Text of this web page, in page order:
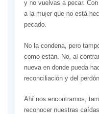
y no vuelvas a pecar.
a la mujer que no está
pecado.
No la condena, pero
como están. No, al
nueva en donde pueda
reconciliación y del perdón.
Ahí nos encontramos,
reconocer nuestras